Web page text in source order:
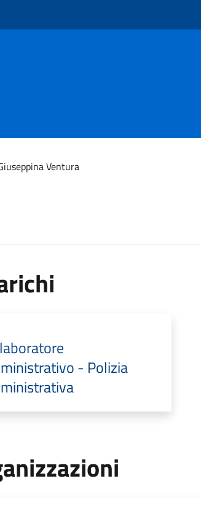
Ventura
- Polizia